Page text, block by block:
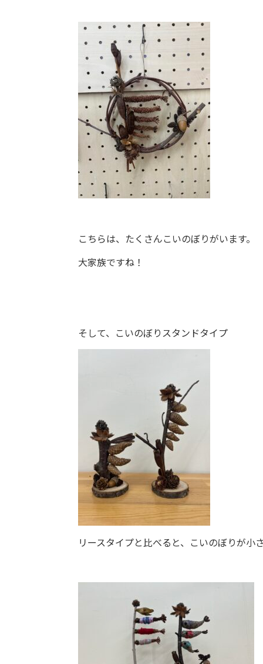
こちらは、たくさんこいのぼりがいます。
大家族ですね！
そして、こいのぼりスタンドタイプ
リースタイプと比べると、こいのぼりが小